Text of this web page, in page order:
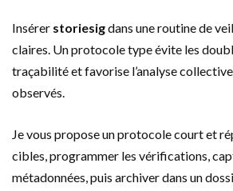
Insérer storiesigdans une routine de
claires. Un protocole type évite les
traçabilité et favorise l’analyse
observés.
Je vous propose un protocole court et
cibles, programmer les vérifications,
métadonnées, puis archiver dans un